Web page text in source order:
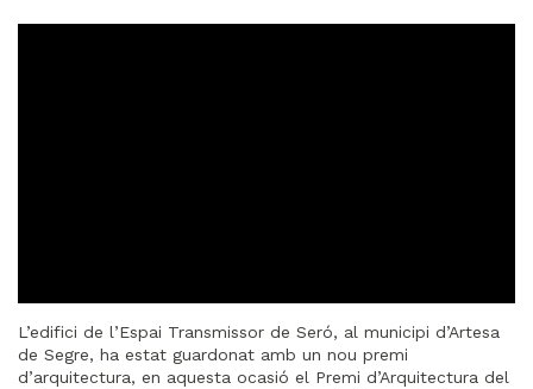
L’edifici de l’Espai Transmissor de Seró, al municipi d’Artesa
de Segre, ha estat guardonat amb un nou premi
d’arquitectura, en aquesta ocasió el Premi d’Arquitectura del